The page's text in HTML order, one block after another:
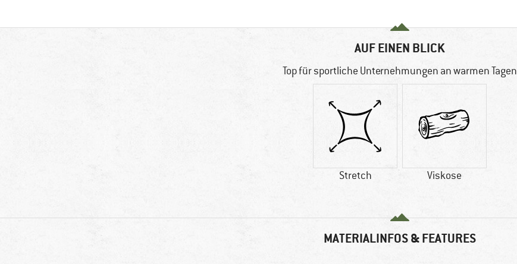
AUF EINEN BLICK
Top für sportliche Unternehmungen an warmen Tagen
Stretch Viskose
MATERIALINFOS & FEATURES